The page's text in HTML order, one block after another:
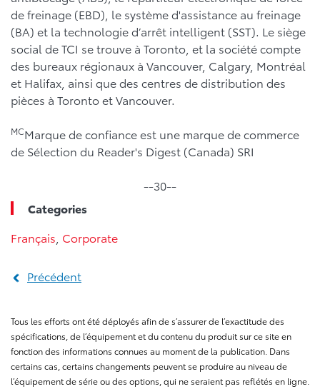
de freinage (EBD), le système d'assistance au freinage
(BA) et la technologie d’arrêt intelligent (SST). Le siège
social de TCI se trouve à Toronto, et la société compte
des bureaux régionaux à Vancouver, Calgary, Montréal
et Halifax, ainsi que des centres de distribution des
pièces à Toronto et Vancouver.
MCMarque de confiance est une marque de commerce
de Sélection du Reader's Digest (Canada) SRI
--30--
Categories
Français Corporate
Précédent
Tous les efforts ont été déployés afin de s’assurer de l’exactitude des
spécifications, de l’équipement et du contenu du produit sur ce site en
fonction des informations connues au moment de la publication. Dans
certains cas, certains changements peuvent se produire au niveau de
l’équipement de série ou des options, qui ne seraient pas reflétés en ligne.